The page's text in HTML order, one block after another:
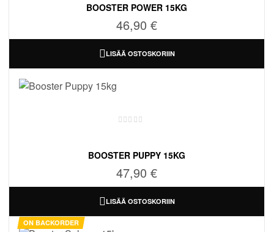
BOOSTER POWER 15KG
46,90 €
LISÄÄ OSTOSKORIIN
BOOSTER PUPPY 15KG
47,90 €
LISÄÄ OSTOSKORIIN
ON BACKORDER